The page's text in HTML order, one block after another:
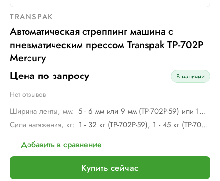
TRANSPAK
Автоматическая стреппинг машина с
пневматическим прессом Transpak ТР-702P
Mercury
Цена по запросу
В наличии
Нет отзывов
Ширина ленты, мм:
5 - 6 мм или 9 мм (TP-702P-59) или 12 мм (TP-702-12)
Сила натяжения, кг:
1 - 32 кг (TP-702P-59), 1 - 45 кг (TP-702P-12)
Добавить в сравнение
Купить сейчас